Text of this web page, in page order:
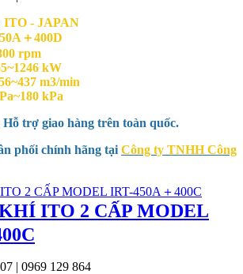
ITO - JAPAN
＋400D
rpm
kW
m3/min
kPa
trợ giao hàng trên toàn quốc.
phối chính hãng tại Công ty TNHH Công
ITO 2 CẤP MODEL
| 0969 129 864